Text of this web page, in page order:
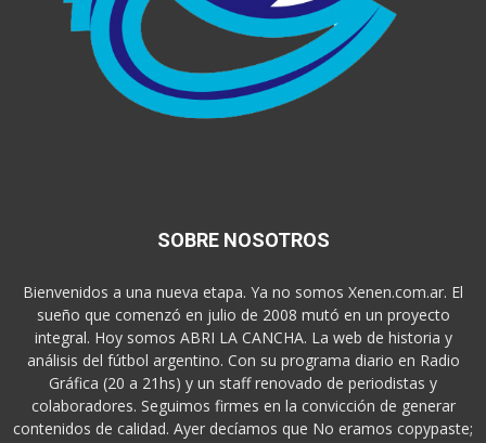
SOBRE NOSOTROS
Bienvenidos a una nueva etapa. Ya no somos Xenen.com.ar. El
sueño que comenzó en julio de 2008 mutó en un proyecto
integral. Hoy somos ABRI LA CANCHA. La web de historia y
análisis del fútbol argentino. Con su programa diario en Radio
Gráfica (20 a 21hs) y un staff renovado de periodistas y
colaboradores. Seguimos firmes en la convicción de generar
contenidos de calidad. Ayer decíamos que No eramos copypaste;